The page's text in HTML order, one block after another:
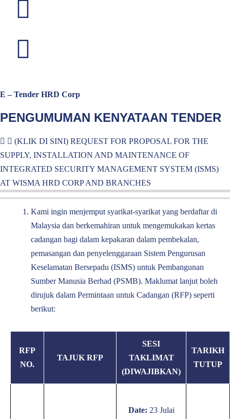
PEROLEHAN
ketahui maklumat perolehan terkini dan peluang perniagaan dengan
E – Tender HRD Corp
PENGUMUMAN KENYATAAN TENDER
(KLIK DI SINI) REQUEST FOR PROPOSAL FOR THE
SUPPLY, INSTALLATION AND MAINTENANCE OF
INTEGRATED SECURITY MANAGEMENT SYSTEM (ISMS)
AT WISMA HRD CORP AND BRANCHES
Kami ingin menjemput syarikat-syarikat yang berdaftar di
Malaysia dan berkemahiran untuk mengemukakan kertas
cadangan bagi dalam kepakaran dalam pembekalan,
pemasangan dan penyelenggaraan Sistem Pengurusan
Keselamatan Bersepadu (ISMS) untuk Pembangunan
Sumber Manusia Berhad (PSMB). Maklumat lanjut boleh
dirujuk dalam Permintaan untuk Cadangan (RFP) seperti
berikut:
RFP
NO.
TAJUK RFP
SESI
TAKLIMAT
(DIWAJIBKAN)
TARIKH
TUTUP
Date: 23Julai